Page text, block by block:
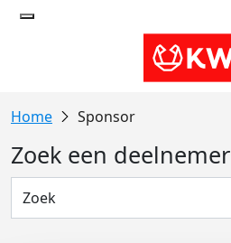
Sponsor
Zoek een deelnemer